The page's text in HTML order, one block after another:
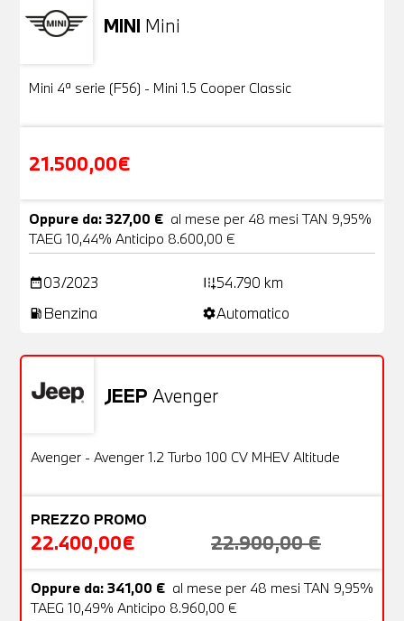
MINI Mini
VENDUTA
Mini 4ª serie (F56) - Mini 1.5 Cooper Classic
21.500,00€
Oppure da: 327,00 € al mese per 48 mesi TAN 9,95%
TAEG 10,44% Anticipo 8.600,00 €
date_range03/2023 add_road54.790 km
local_gas_station Benzina settingsAutomatico
JEEP Avenger
OFFERTA
Avenger - Avenger 1.2 Turbo 100 CV MHEV Altitude
PREZZO PROMO
22.400,00€ 22.900,00 €
Oppure da: 341,00 € al mese per 48 mesi TAN 9,95%
TAEG 10,49% Anticipo 8.960,00 €